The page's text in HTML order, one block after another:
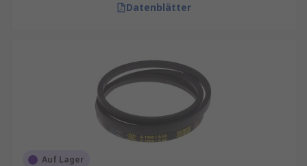
Datenblätter
Auf Lager